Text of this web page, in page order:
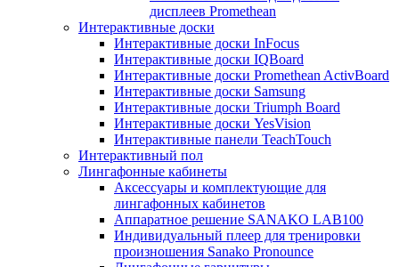
дисплеев Promethean
Интерактивные доски
Интерактивные доски InFocus
Интерактивные доски IQBoard
Интерактивные доски Promethean ActivBoard
Интерактивные доски Samsung
Интерактивные доски Triumph Board
Интерактивные доски YesVision
Интерактивные панели TeachTouch
Интерактивный пол
Лингафонные кабинеты
Аксессуары и комплектующие для
лингафонных кабинетов
Аппаратное решение SANAKO LAB100
Индивидуальный плеер для тренировки
произношения Sanako Pronounce